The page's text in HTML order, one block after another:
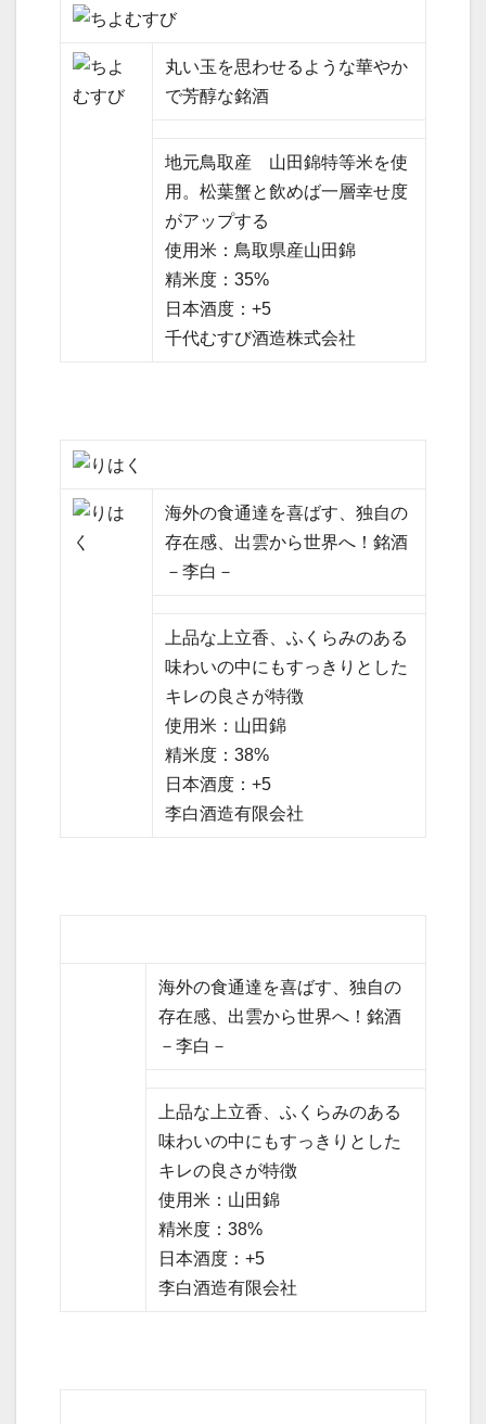
丸い玉を思わせるような華やか
で芳醇な銘酒
地元鳥取産 山田錦特等米を使
用。松葉蟹と飲めば一層幸せ度
がアップする
使用米：鳥取県産山田錦
精米度：35%
日本酒度：+5
千代むすび酒造株式会社
海外の食通達を喜ばす、独自の
存在感、出雲から世界へ！銘酒
－李白－
上品な上立香、ふくらみのある
味わいの中にもすっきりとした
キレの良さが特徴
使用米：山田錦
精米度：38%
日本酒度：+5
李白酒造有限会社
海外の食通達を喜ばす、独自の
存在感、出雲から世界へ！銘酒
－李白－
上品な上立香、ふくらみのある
味わいの中にもすっきりとした
キレの良さが特徴
使用米：山田錦
精米度：38%
日本酒度：+5
李白酒造有限会社